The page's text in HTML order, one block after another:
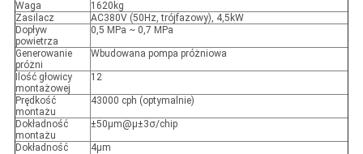
Waga
1620kg
Zasilacz
AC380V (50Hz, trójfazowy), 4,5kW
Dopływ
powietrza
0,5 MPa ~ 0,7 MPa
Generowanie
próżni
Wbudowana pompa próżniowa
Ilość głowicy
montażowej
12
Prędkość
montażu
43000 cph (optymalnie)
Dokładność
montażu
±50μm@μ±3σ/chip
Dokładność
4μm